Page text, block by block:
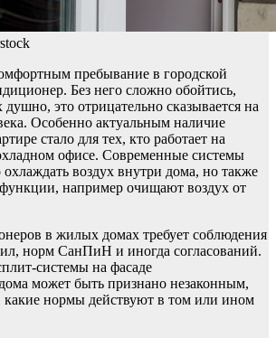
пребывание в городской
Без него сложно обойтись,
это отрицательно сказывается на
Особенно актуальным наличие
стало для тех, кто работает на
офисе. Современные системы
воздух внутри дома, но также
например очищают воздух от
в жилых домах требует соблюдения
норм СанПиН и иногда согласований.
системы на фасаде
может быть признано незаконным,
какие нормы действуют в том или ином